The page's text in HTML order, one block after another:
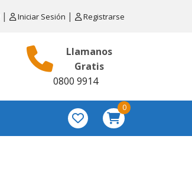
| Iniciar Sesión | Registrarse
Llamanos
Gratis
0800 9914
0